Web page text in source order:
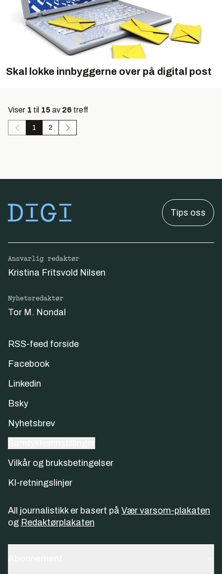
Skal lokke innbyggerne over på digital post
Viser 1 til 15 av 26 treff
1 2
Tips oss
Ansvarlig redaktør
Kristina Fritsvold Nilsen
Nyhetsredaktør
Tor M. Nondal
RSS-feed forside
Facebook
Linkedin
Bsky
Nyhetsbrev
Vilkår og bruksbetingelser
KI-retningslinjer
All journalistikk er basert på Vær varsom-plakaten
og Redaktørplakaten